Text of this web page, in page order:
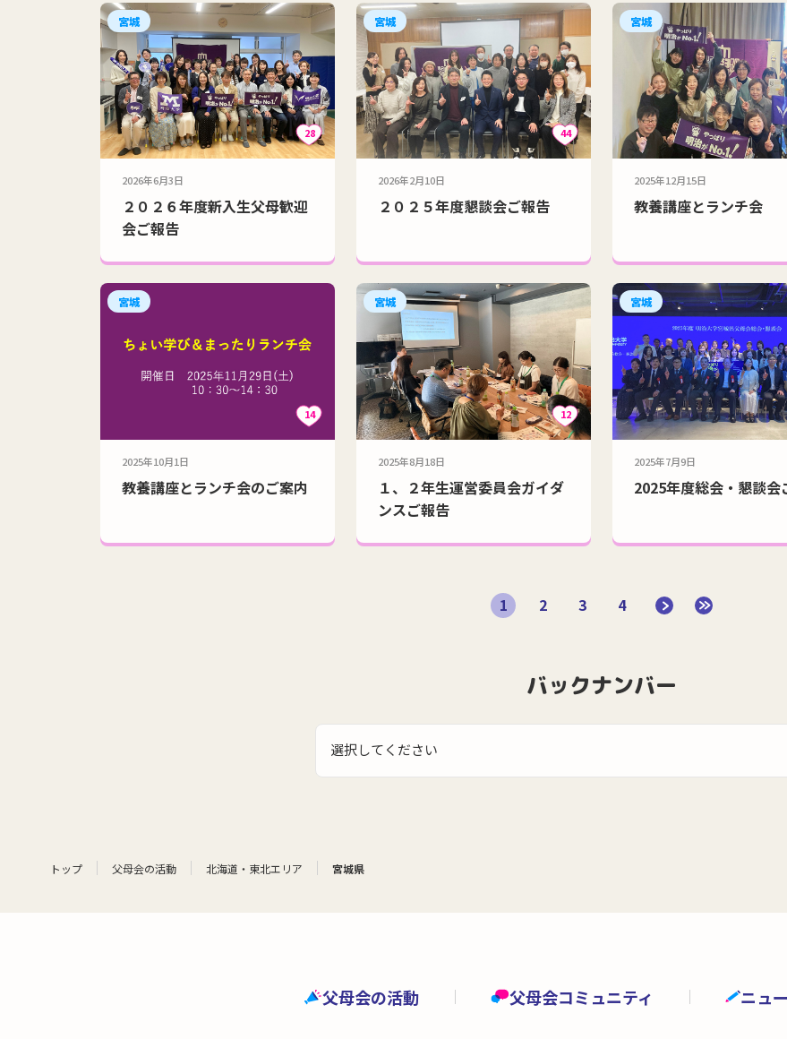
宮城
28
2026年6月3日
２０２６年度新入生父母歓迎
会ご報告
宮城
44
2026年2月10日
２０２５年度懇談会ご報告
宮城
2025年12月15日
教養講座とランチ会
宮城
14
2025年10月1日
教養講座とランチ会のご案内
宮城
12
2025年8月18日
１、２年生運営委員会ガイダ
ンスご報告
宮城
2025年7月9日
2025年度総会・懇談会
1 2 3 4
バックナンバー
選択してください
トップ 父母会の活動 北海道・東北エリア 宮城県
父母会の活動 父母会コミュニティ ニュ